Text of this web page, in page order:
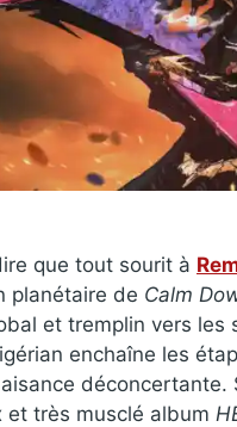
que tout sourit à
planétaire de Calm
et tremplin vers les
enchaîne les
déconcertante.
et très musclé album